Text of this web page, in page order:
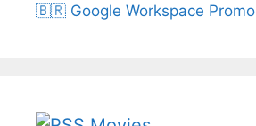
🇧🇷 Google Workspace